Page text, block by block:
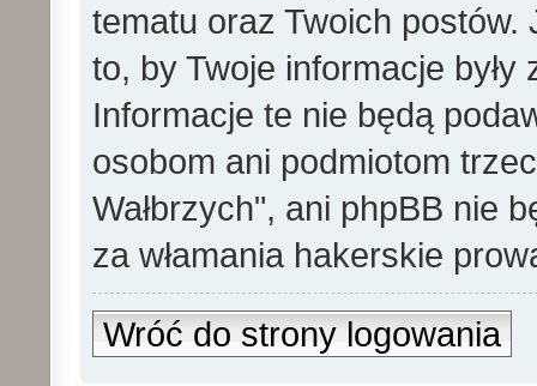
tematu oraz Twoich
to, by Twoje informacje
Informacje te nie będą
osobom ani podmiotom
Wałbrzych", ani phpBB nie
za włamania hakerskie
Wróć do strony logowania